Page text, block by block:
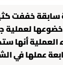
سابقة خففت
لعملية
العملية أنها
عملها في